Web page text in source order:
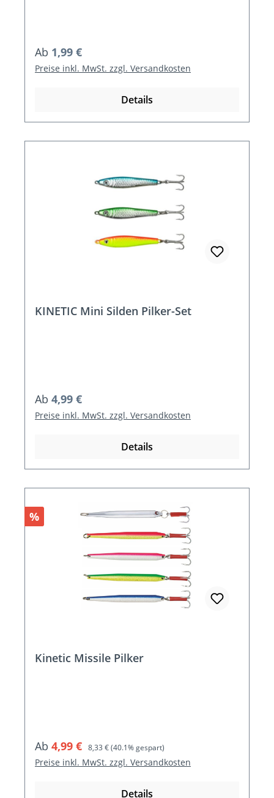
Regulärer Preis:
Ab 1,99 €
Preise inkl. MwSt. zzgl. Versandkosten
Details
KINETIC Mini Silden Pilker-Set
Regulärer Preis:
Ab 4,99 €
Preise inkl. MwSt. zzgl. Versandkosten
Details
Rabatt
%
Kinetic Missile Pilker
Verkaufspreis:
Ab 4,99 € Regulärer Preis:
8,33 €(40.1% gespart)
Preise inkl. MwSt. zzgl. Versandkosten
Details